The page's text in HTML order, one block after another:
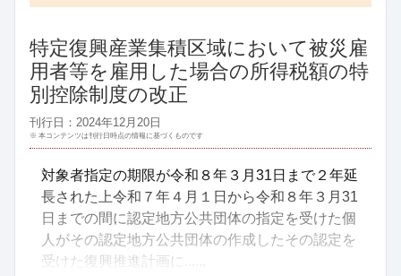
特定復興産業集積区域において被災雇
用者等を雇用した場合の所得税額の特
別控除制度の改正
刊行日：2024年12月20日
※ 本コンテンツは刊行日時点の情報に基づくものです
対象者指定の期限が令和８年３月31日まで２年延
長された上令和７年４月１日から令和８年３月31
日までの間に認定地方公共団体の指定を受けた個
人がその認定地方公共団体の作成したその認定を
受けた復興推進計画に......